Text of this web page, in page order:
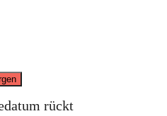
rückt